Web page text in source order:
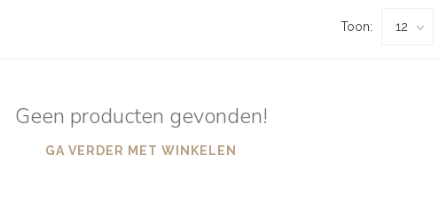
Toon:
Geen producten gevonden!
GA VERDER MET WINKELEN